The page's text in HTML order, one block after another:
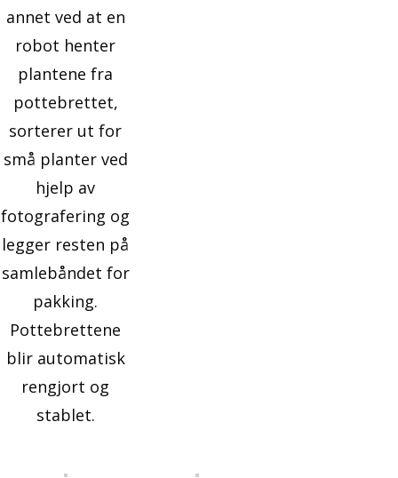
annet ved at en
robot henter
plantene fra
pottebrettet,
sorterer ut for
små planter ved
hjelp av
fotografering og
legger resten på
samlebåndet for
pakking.
Pottebrettene
blir automatisk
rengjort og
stablet.